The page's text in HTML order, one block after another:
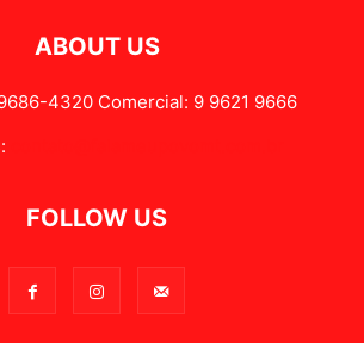
ABOUT US
4320 Comercial: 9 9621 9666
FOLLOW US